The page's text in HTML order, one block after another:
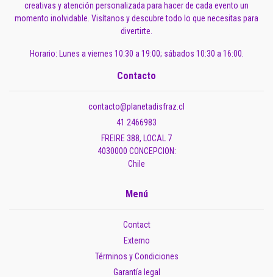
creativas y atención personalizada para hacer de cada evento un
momento inolvidable. Visítanos y descubre todo lo que necesitas para
divertirte.
Horario: Lunes a viernes 10:30 a 19:00; sábados 10:30 a 16:00.
Contacto
contacto@planetadisfraz.cl
41 2466983
FREIRE 388, LOCAL 7
4030000 CONCEPCION:
Chile
Menú
Contact
Externo
Términos y Condiciones
Garantía legal